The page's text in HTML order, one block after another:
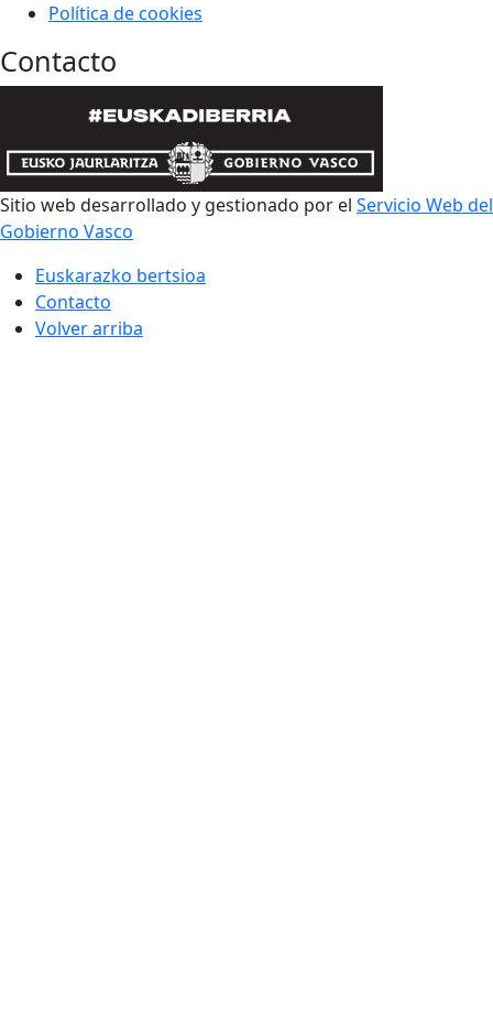
Política de cookies
Contacto
Sitio web desarrollado y gestionado por el Servicio Web del
Gobierno Vasco
Euskarazko bertsioa
Contacto
Volver arriba